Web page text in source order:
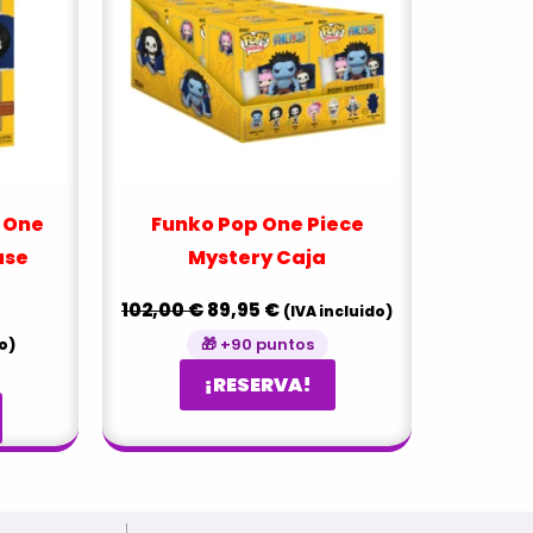
Funko Pop One Piece
Mystery Caja
102,00€89,95 € (IVA incluido)
🎁 +90 puntos
¡RESERVA!